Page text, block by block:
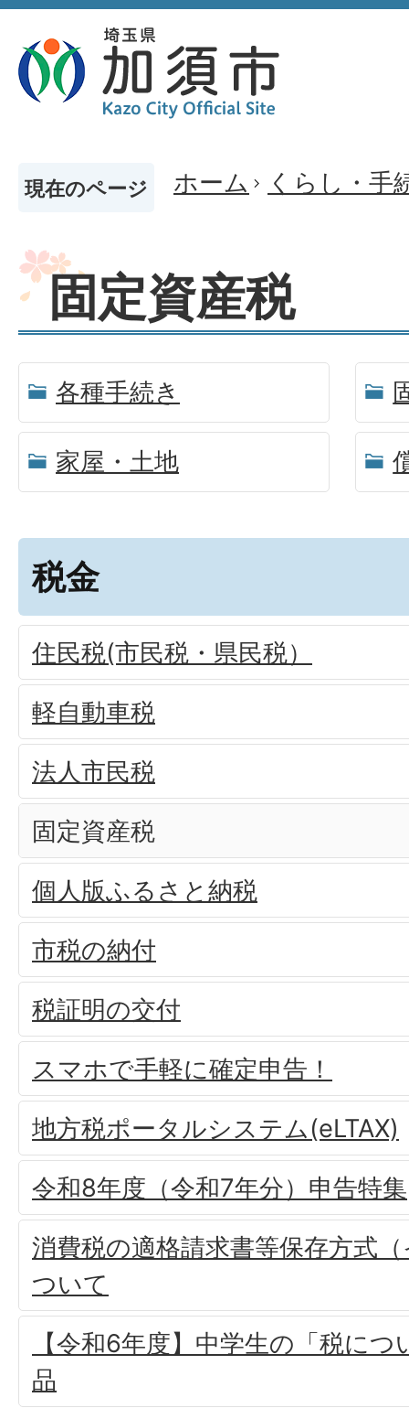
現在のページ ホーム くらし・手
固定資産税
各種手続き
家屋・土地
税金
住民税(市民税・県民税）
軽自動車税
法人市民税
固定資産税
個人版ふるさと納税
市税の納付
税証明の交付
スマホで手軽に確定申告！
地方税ポータルシステム(eLTAX)
令和8年度（令和7年分）申告特集
消費税の適格請求書等保存方式
ついて
【令和6年度】中学生の「税に
品